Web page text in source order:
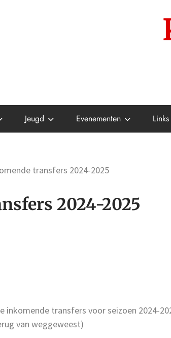
Jeugd Evenementen Links
transfers 2024-2025
2024-2025
inkomende transfers voor seizoen 2024-
van weggeweest)